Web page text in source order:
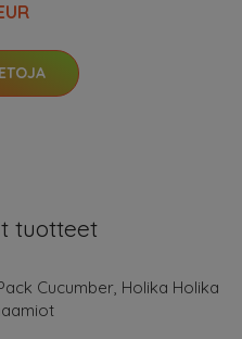
tuotteet